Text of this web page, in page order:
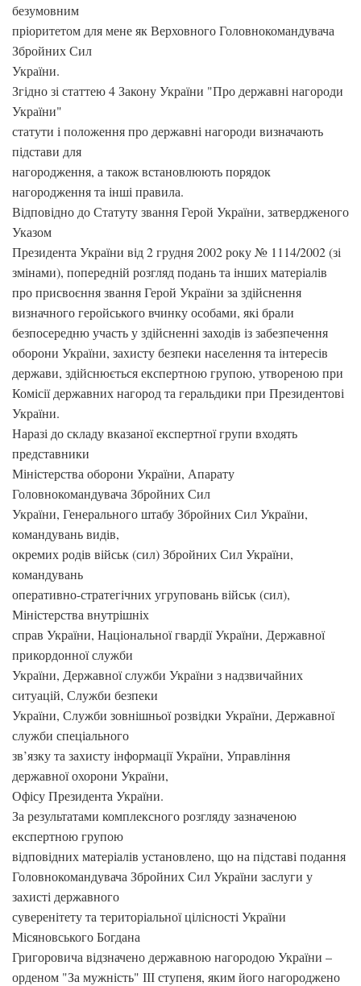
безумовним
пріоритетом для мене як Верховного Головнокомандувача
Збройних Сил
України.
Згідно зі статтею 4 Закону України "Про державні нагороди
України"
статути і положення про державні нагороди визначають
підстави для
нагородження, а також встановлюють порядок
нагородження та інші правила.
Відповідно до Статуту звання Герой України, затвердженого
Указом
Президента України від 2 грудня 2002 року № 1114/2002 (зі
змінами), попередній розгляд подань та інших матеріалів
про присвоєння звання Герой України за здійснення
визначного геройського вчинку особами, які брали
безпосередню участь у здійсненні заходів із забезпечення
оборони України, захисту безпеки населення та інтересів
держави, здійснюється експертною групою, утвореною при
Комісії державних нагород та геральдики при Президентові
України.
Наразі до складу вказаної експертної групи входять
представники
Міністерства оборони України, Апарату
Головнокомандувача Збройних Сил
України, Генерального штабу Збройних Сил України,
командувань видів,
окремих родів військ (сил) Збройних Сил України,
командувань
оперативно-стратегічних угруповань військ (сил),
Міністерства внутрішніх
справ України, Національної гвардії України, Державної
прикордонної служби
України, Державної служби України з надзвичайних
ситуацій, Служби безпеки
України, Служби зовнішньої розвідки України, Державної
служби спеціального
зв’язку та захисту інформації України, Управління
державної охорони України,
Офісу Президента України.
За результатами комплексного розгляду зазначеною
експертною групою
відповідних матеріалів установлено, що на підставі подання
Головнокомандувача Збройних Сил України заслуги у
захисті державного
суверенітету та територіальної цілісності України
Місяновського Богдана
Григоровича відзначено державною нагородою України –
орденом "За мужність" ІІІ ступеня, яким його нагороджено